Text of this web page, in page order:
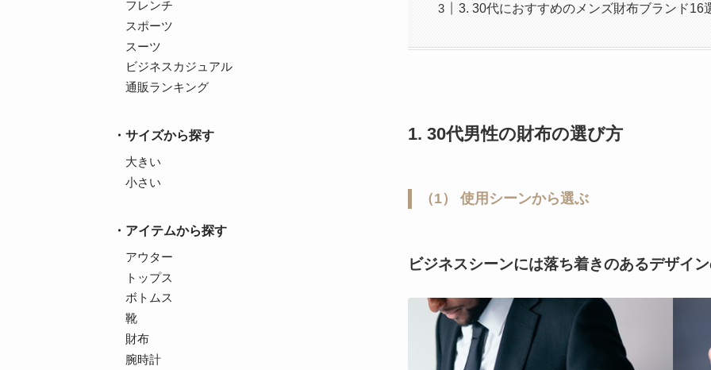
3. 30代におすすめのメンズ財布ブランド16
1. 30代男性の財布の選び方
（1） 使用シーンから選ぶ
ビジネスシーンには落ち着きのあるデザイ
フレンチ
スポーツ
スーツ
ビジネスカジュアル
通販ランキング
サイズから探す
大きい
小さい
アイテムから探す
アウター
トップス
ボトムス
靴
財布
腕時計